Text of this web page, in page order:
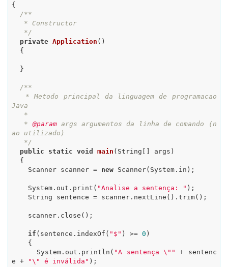
{
/**
   */
private Application ()
{
/**
Java
   *
@param args argumentos da linha de comando (n
ao utilizado)
   */
public
static void main (String[] args)
{
    Scanner scanner =
new Scanner(System.in);
    System.out.print(
"Analise a sentença: " );
if (sentence.indexOf( "$" ) >= 0 )
      System.out.println(
"A sentença \""
+ sentenc
e +
"\" é inválida" );